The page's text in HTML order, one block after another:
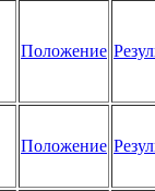
Положение
Положение